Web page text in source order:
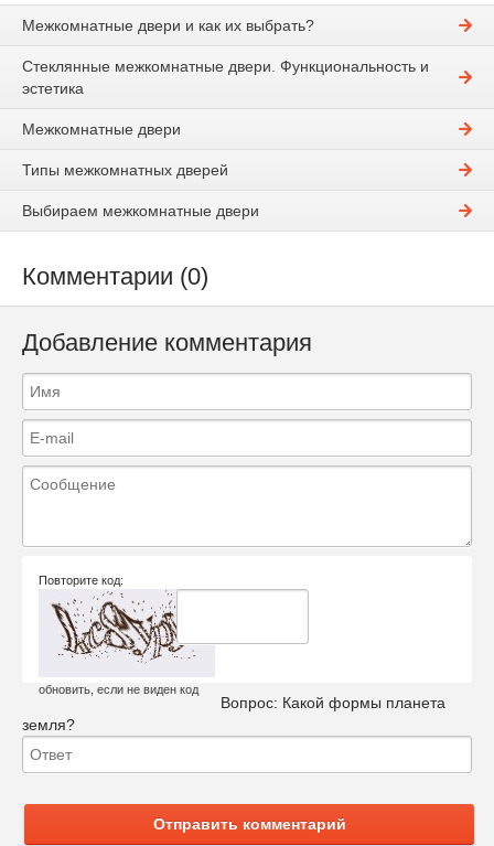
Межкомнатные двери и как их выбрать?
Стеклянные межкомнатные двери. Функциональность и
эстетика
Межкомнатные двери
Типы межкомнатных дверей
Выбираем межкомнатные двери
Комментарии (0)
Добавление комментария
Повторите код:
обновить, если не виден код
Вопрос: Какой формы планета
земля?
Отправить комментарий